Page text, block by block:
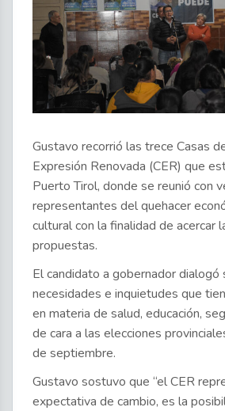
Gustavo recorrió las trece Casas
Expresión Renovada (CER) que
Puerto Tirol, donde se reunió con
representantes del quehacer
cultural con la finalidad de acercar
propuestas.
El candidato a gobernador dialogó
necesidades e inquietudes que
en materia de salud, educación,
de cara a las elecciones
de septiembre.
Gustavo sostuvo que “el CER
expectativa de cambio, es la